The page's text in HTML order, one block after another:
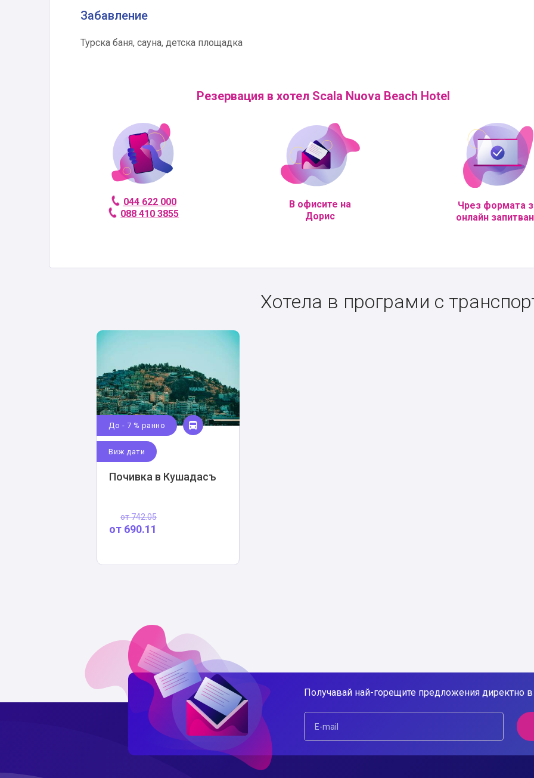
Забавление
Турска баня, сауна, детска площадка
Резервация в хотел Scala Nuova Beach Hotel
044 622 000
088 410 3855
В офисите на
Дорис
Чрез формата
онлайн
Хотела в програми с
До - 7 % ранно
Виж дати
Почивка в Кушадасъ
от742.05
от 690.11
Получавай най-горещите предложения директно